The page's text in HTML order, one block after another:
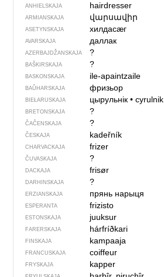
ANHIELSKAJA hairdresser
ARMIANSKAJA վարսավիր
ASETYNSKAJA хилдасӕг
AVARSKAJA даллак
AZERBAJDŽAN­SKAJA ?
BAŠKIRSKAJA ?
BASKONSKAJA ile-apaintzaile
BAŬHARSKAJA фризьор
BIEŁARUSKAJA цырульнік• cyrulnik
BRETONSKAJA ?
ČAČENSKAJA ?
ČESKAJA kadeřník
CHARVACKAJA frizer
ČUVASKAJA ?
DACKAJA frisør
DARHINSKAJA ?
ERZIANSKAJA прянь нарыця
ESPERANTA frizisto
ESTONSKAJA juuksur
FARERSKAJA hárfríðkari
FINSKAJA kampaaja
FRANCUSKAJA coiffeur
FRYSKAJA kapper